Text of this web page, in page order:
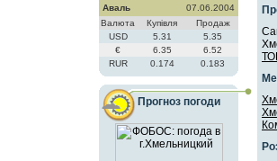
Аваль
07.06.2004
Валюта
Купiвля
Продаж
USD
5.31
5.35
€
6.35
6.52
RUR
0.174 0.183
Прогноз погоди